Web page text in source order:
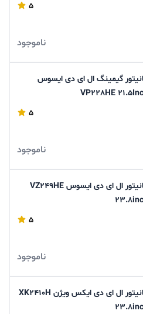
5
ناموجود
گیمینگ ال ای دی ایسوس
VP228HE
5
ناموجود
مانیتور ال ای دی ایسوس VZ249HE
5
ناموجود
مانیتور ال ای دی ایکس ویژن XK2410H